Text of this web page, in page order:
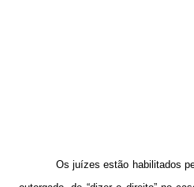
Os juízes estão habilitados